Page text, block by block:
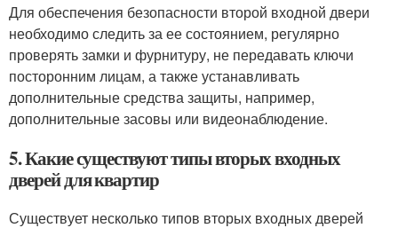
Для обеспечения безопасности второй входной двери
необходимо следить за ее состоянием, регулярно
проверять замки и фурнитуру, не передавать ключи
посторонним лицам, а также устанавливать
дополнительные средства защиты, например,
дополнительные засовы или видеонаблюдение.
5. Какие существуют типы вторых входных
дверей для квартир
Существует несколько типов вторых входных дверей